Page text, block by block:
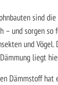
sind
– und sorgen
und Vögel.
liegt
Dämmstoff hat